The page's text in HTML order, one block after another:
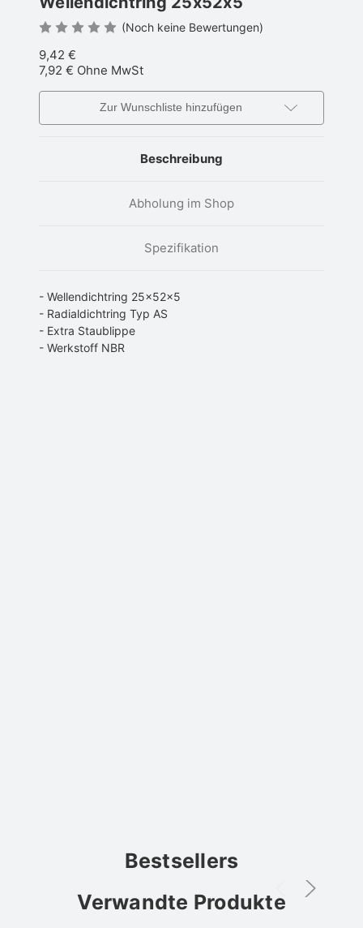
(Noch keine Bewertungen)
9,42 €
7,92 € Ohne MwSt
Zur Wunschliste hinzufügen
Beschreibung
Abholung im Shop
Spezifikation
- Wellendichtring 25x52x5
- Radialdichtring Typ AS
- Extra Staublippe
- Werkstoff NBR
Bestsellers
Verwandte Produkte